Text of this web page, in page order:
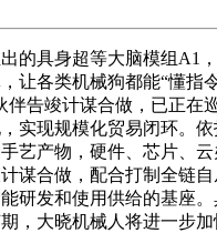
具身超等大脑模组A1，
让各类机械狗都能“懂指
伴告竣计谋合做，已正在
实现规模化贸易闭环。
艺产物，硬件、芯片、
谋合做，配合打制全链
研发和使用供给的基座
，大晓机械人将进一步